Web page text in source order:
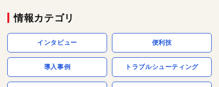
情報カテゴリ
インタビュー 便利技
導入事例 トラブルシューティング